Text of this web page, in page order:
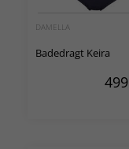
DAMELLA
Badedragt Keira
499